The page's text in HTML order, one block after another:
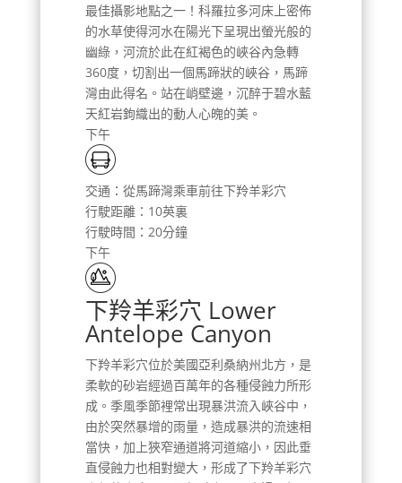
最佳攝影地點之一！科羅拉多河床上密佈
的水草使得河水在陽光下呈現出螢光般的
幽綠，河流於此在紅褐色的峽谷內急轉
360度，切割出一個馬蹄狀的峽谷，馬蹄
灣由此得名。站在峭壁邊，沉醉于碧水藍
天紅岩鉤織出的動人心魄的美。
下午
交通：從馬蹄灣乘車前往下羚羊彩穴
行駛距離：10英裏
行駛時間：20分鐘
下午
下羚羊彩穴 Lower
Antelope Canyon
下羚羊彩穴位於美國亞利桑納州北方，是
柔軟的砂岩經過百萬年的各種侵蝕力所形
成。季風季節裡常出現暴洪流入峽谷中，
由於突然暴增的雨量，造成暴洪的流速相
當快，加上狹窄通道將河道縮小，因此垂
直侵蝕力也相對變大，形成了下羚羊彩穴